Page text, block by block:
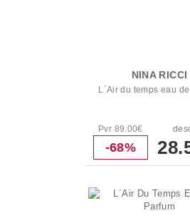
NINA RICCI
L´Air du temps eau
Pvr 89.00€
-68%